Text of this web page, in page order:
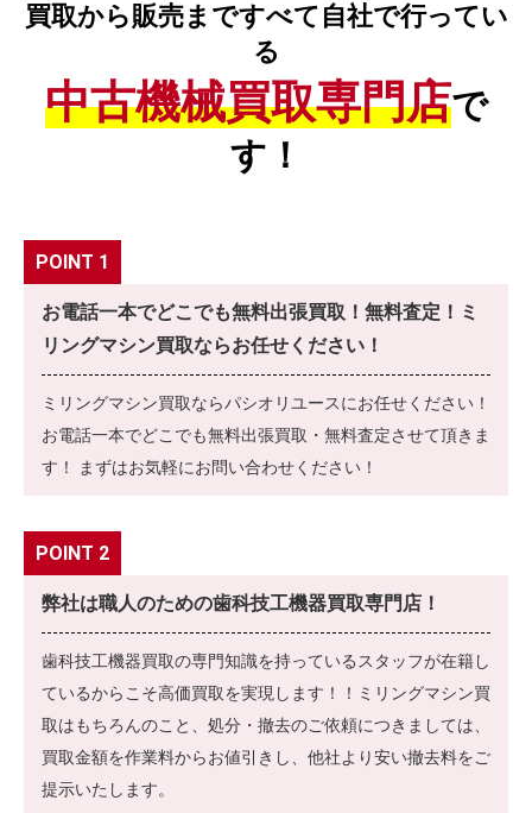
買取から販売まですべて自社で行ってい
る
中古機械買取専門店で
す！
POINT 1
お電話一本でどこでも無料出張買取！無料査定！ミ
リングマシン買取ならお任せください！
ミリングマシン買取ならパシオリユースにお任せください！
お電話一本でどこでも無料出張買取・無料査定させて頂きま
す！ まずはお気軽にお問い合わせください！
POINT 2
弊社は職人のための歯科技工機器買取専門店！
歯科技工機器買取の専門知識を持っているスタッフが在籍し
ているからこそ高価買取を実現します！！ミリングマシン買
取はもちろんのこと、処分・撤去のご依頼につきましては、
買取金額を作業料からお値引きし、他社より安い撤去料をご
提示いたします。